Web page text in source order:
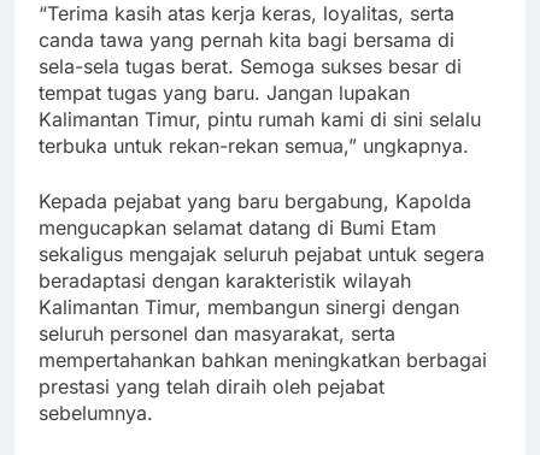
“Terima kasih atas kerja keras, loyalitas, serta
canda tawa yang pernah kita bagi bersama di
sela-sela tugas berat. Semoga sukses besar di
tempat tugas yang baru. Jangan lupakan
Kalimantan Timur, pintu rumah kami di sini selalu
terbuka untuk rekan-rekan semua,” ungkapnya.
Kepada pejabat yang baru bergabung, Kapolda
mengucapkan selamat datang di Bumi Etam
sekaligus mengajak seluruh pejabat untuk segera
beradaptasi dengan karakteristik wilayah
Kalimantan Timur, membangun sinergi dengan
seluruh personel dan masyarakat, serta
mempertahankan bahkan meningkatkan berbagai
prestasi yang telah diraih oleh pejabat
sebelumnya.